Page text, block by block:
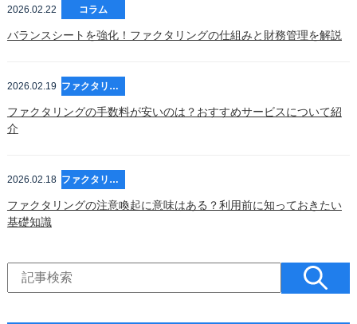
2026.02.22 コラム
バランスシートを強化！ファクタリングの仕組みと財務管理を解説
2026.02.19 ファクタリング
ファクタリングの手数料が安いのは？おすすめサービスについて紹
介
2026.02.18 ファクタリング
ファクタリングの注意喚起に意味はある？利用前に知っておきたい
基礎知識